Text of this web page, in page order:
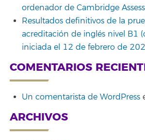
ordenador de Cambridge
Resultados definitivos de la
acreditación de inglés nivel B1
iniciada el 12 de febrero de
COMENTARIOS
Un comentarista de WordPress
ARCHIVOS